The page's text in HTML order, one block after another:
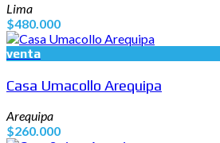
Lima
$480.000
venta
Casa Umacollo Arequipa
Arequipa
$260.000